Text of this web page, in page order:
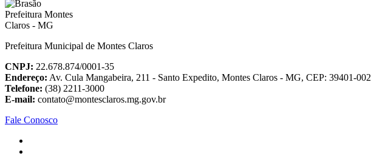
Prefeitura Municipal de Montes Claros
CNPJ: 22.678.874/0001-35
Endereço: Av. Cula Mangabeira, 211 - Santo Expedito, Montes Claros - MG, CEP: 39401-002
Telefone: (38) 2211-3000
E-mail: contato@montesclaros.mg.gov.br
Fale Conosco